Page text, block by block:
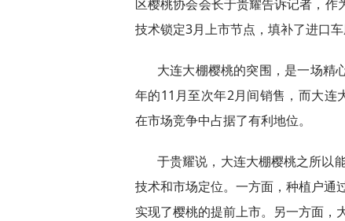
区樱桃协会会长于贵耀告诉记者，作
技术锁定3月上市节点，填补了进口车
大连大棚樱桃的突围，是一场精
年的11月至次年2月间销售，而大连
在市场竞争中占据了有利地位。
于贵耀说，大连大棚樱桃之所以
技术和市场定位。一方面，种植户通
实现了樱桃的提前上市。另一方面，